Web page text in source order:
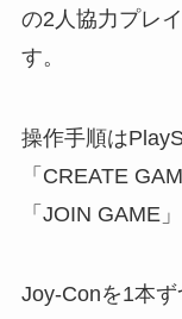
の2人協力プレ
す。
操作手順は
「CREATE
「JOIN GAME
Joy-Conを1本